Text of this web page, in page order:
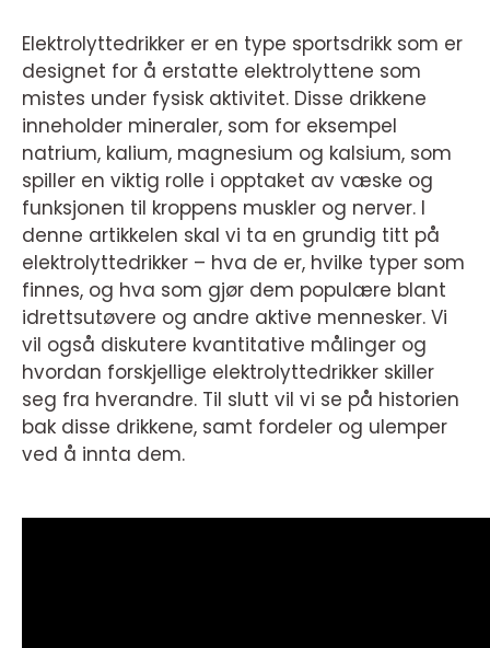
Elektrolyttedrikker er en type sportsdrikk som er
designet for å erstatte elektrolyttene som
mistes under fysisk aktivitet. Disse drikkene
inneholder mineraler, som for eksempel
natrium, kalium, magnesium og kalsium, som
spiller en viktig rolle i opptaket av væske og
funksjonen til kroppens muskler og nerver. I
denne artikkelen skal vi ta en grundig titt på
elektrolyttedrikker – hva de er, hvilke typer som
finnes, og hva som gjør dem populære blant
idrettsutøvere og andre aktive mennesker. Vi
vil også diskutere kvantitative målinger og
hvordan forskjellige elektrolyttedrikker skiller
seg fra hverandre. Til slutt vil vi se på historien
bak disse drikkene, samt fordeler og ulemper
ved å innta dem.